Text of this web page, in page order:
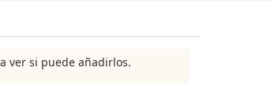
ver si puede añadirlos.